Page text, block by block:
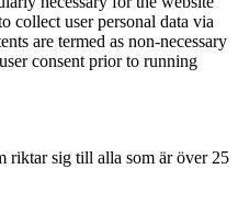
collect user personal data via
are termed as non-necessary
consent prior to running
riktar sig till alla som är över 25